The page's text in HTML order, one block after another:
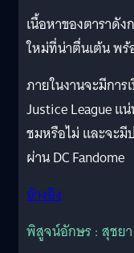
เนื้อหาของตาราดั
ใหม่ที่น่าตื่นเต้น พ
ภายในงานจะมีการ
Justice League แ
ชมหรือไม่ และจะมี
ผ่าน DC Fandome
อ้างอิง
พิสูจน์อักษร : สุชยา